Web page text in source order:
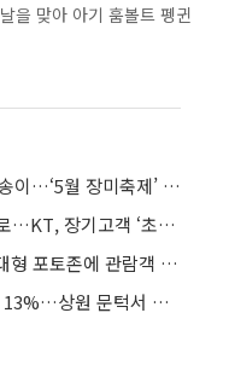
을 맞아 아기 훔볼트 펭귄
에버랜드 300만 송이·삼척 1000만 송이…‘5월 장미축제’ 봄나들이 절정
가족 다함께 에버랜드·KT위즈파크로…KT, 장기고객 ‘초대드림’ 혜택 공개
에버랜드, 흑비양 조형물 공개…초대형 포토존에 관람객 발길
美 클래리티 법안 연내 통과 가능성 13%…상원 문턱서 제동